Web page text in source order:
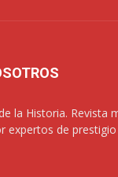
la Historia. Revista
expertos de prestigio